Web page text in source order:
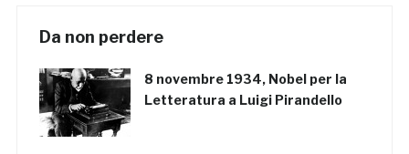
Da non perdere
8 novembre 1934, Nobel per la
Letteratura a Luigi Pirandello